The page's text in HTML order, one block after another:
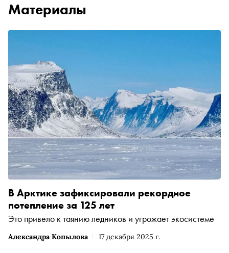
Материалы
Александра Копылова 17 декабря 2025 г.
В Арктике зафиксировали рекордное
потепление за 125 лет
Это привело к таянию ледников и угрожает экосистеме